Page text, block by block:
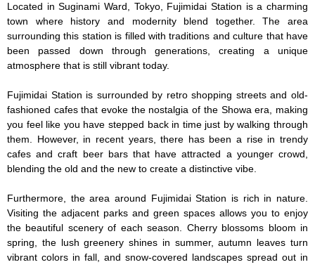
Located in Suginami Ward, Tokyo, Fujimidai Station is a charming
town where history and modernity blend together. The area
surrounding this station is filled with traditions and culture that have
been passed down through generations, creating a unique
atmosphere that is still vibrant today.
Fujimidai Station is surrounded by retro shopping streets and old-
fashioned cafes that evoke the nostalgia of the Showa era, making
you feel like you have stepped back in time just by walking through
them. However, in recent years, there has been a rise in trendy
cafes and craft beer bars that have attracted a younger crowd,
blending the old and the new to create a distinctive vibe.
Furthermore, the area around Fujimidai Station is rich in nature.
Visiting the adjacent parks and green spaces allows you to enjoy
the beautiful scenery of each season. Cherry blossoms bloom in
spring, the lush greenery shines in summer, autumn leaves turn
vibrant colors in fall, and snow-covered landscapes spread out in